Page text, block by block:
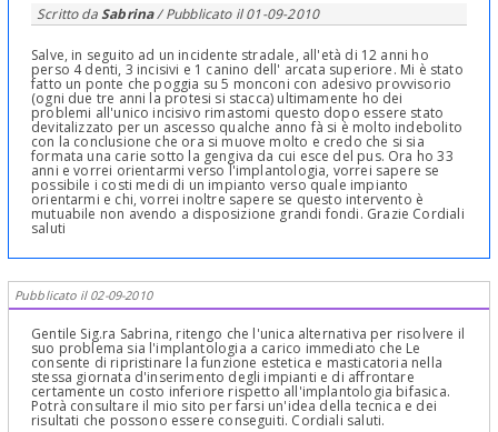
Scritto daSabrina/ Pubblicato il01-09-2010
Salve, in seguito ad un incidente stradale, all'età di 12 anni ho
perso 4 denti, 3 incisivi e 1 canino dell' arcata superiore. Mi è stato
fatto un ponte che poggia su 5 monconi con adesivo provvisorio
(ogni due tre anni la protesi si stacca) ultimamente ho dei
problemi all'unico incisivo rimastomi questo dopo essere stato
devitalizzato per un ascesso qualche anno fà si è molto indebolito
con la conclusione che ora si muove molto e credo che si sia
formata una carie sotto la gengiva da cui esce del pus. Ora ho 33
anni e vorrei orientarmi verso l'implantologia, vorrei sapere se
possibile i costi medi di un impianto verso quale impianto
orientarmi e chi, vorrei inoltre sapere se questo intervento è
mutuabile non avendo a disposizione grandi fondi. Grazie Cordiali
saluti
Pubblicato il 02-09-2010
Gentile Sig.ra Sabrina, ritengo che l'unica alternativa per risolvere il
suo problema sia l'implantologia a carico immediato che Le
consente di ripristinare la funzione estetica e masticatoria nella
stessa giornata d'inserimento degli impianti e di affrontare
certamente un costo inferiore rispetto all'implantologia bifasica.
Potrà consultare il mio sito per farsi un'idea della tecnica e dei
risultati che possono essere conseguiti. Cordiali saluti.